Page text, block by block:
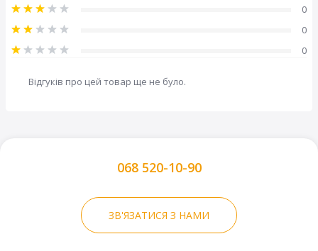
0
0
0
Відгуків про цей товар ще не було.
068 520-10-90
ЗВ'ЯЗАТИСЯ З НАМИ